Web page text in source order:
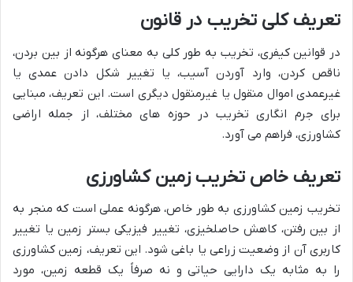
تعریف کلی تخریب در قانون
در قوانین کیفری، تخریب به طور کلی به معنای هرگونه از بین بردن،
ناقص کردن، وارد آوردن آسیب، یا تغییر شکل دادن عمدی یا
غیرعمدی اموال منقول یا غیرمنقول دیگری است. این تعریف، مبنایی
برای جرم انگاری تخریب در حوزه های مختلف، از جمله اراضی
کشاورزی، فراهم می آورد.
تعریف خاص تخریب زمین کشاورزی
تخریب زمین کشاورزی به طور خاص، هرگونه عملی است که منجر به
از بین رفتن، کاهش حاصلخیزی، تغییر فیزیکی بستر زمین یا تغییر
کاربری آن از وضعیت زراعی یا باغی شود. این تعریف، زمین کشاورزی
را به مثابه یک دارایی حیاتی و نه صرفاً یک قطعه زمین، مورد